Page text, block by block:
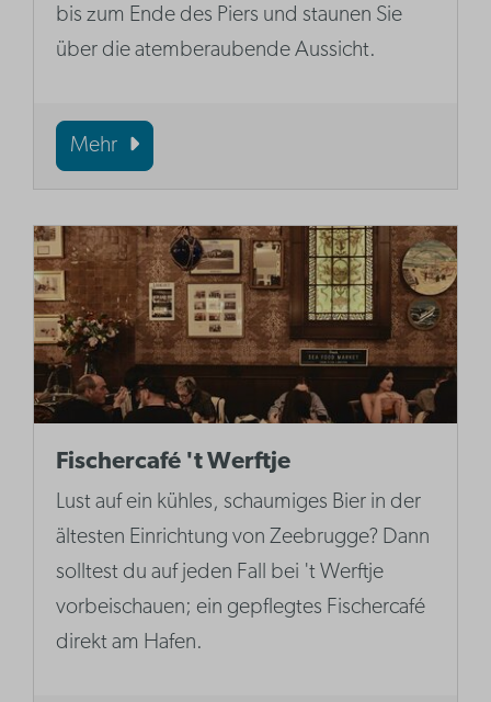
bis zum Ende des Piers und staunen Sie
über die atemberaubende Aussicht.
Mehr
Fischercafé 't Werftje
Lust auf ein kühles, schaumiges Bier in der
ältesten Einrichtung von Zeebrugge? Dann
solltest du auf jeden Fall bei 't Werftje
vorbeischauen; ein gepflegtes Fischercafé
direkt am Hafen.